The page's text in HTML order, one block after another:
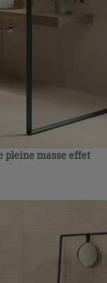
pleine masse effet